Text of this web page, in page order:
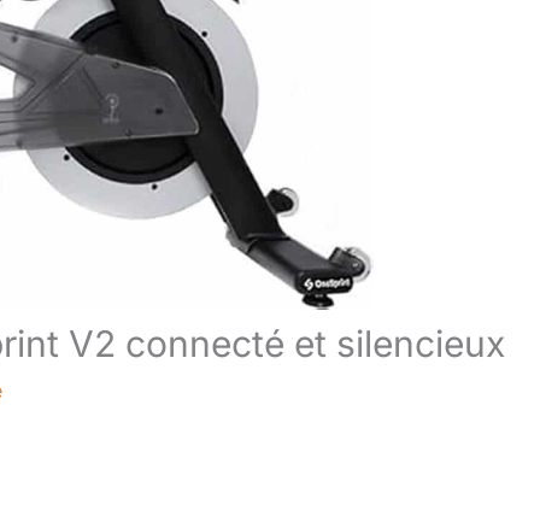
V2 connecté et silencieux